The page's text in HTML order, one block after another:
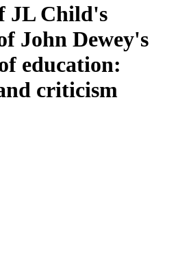
JL Child's
John Dewey's
education:
criticism